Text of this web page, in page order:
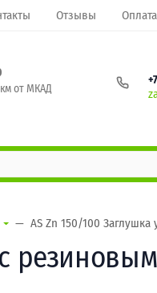
Отзывы
от МКАД
AS Zn 150/100